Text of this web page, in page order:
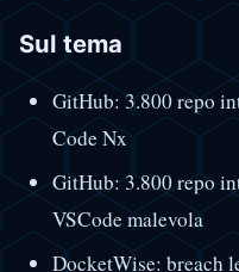
Sul tema
GitHub: 3.800 repo
Code Nx
GitHub: 3.800 repo
VSCode malevola
DocketWise: breach